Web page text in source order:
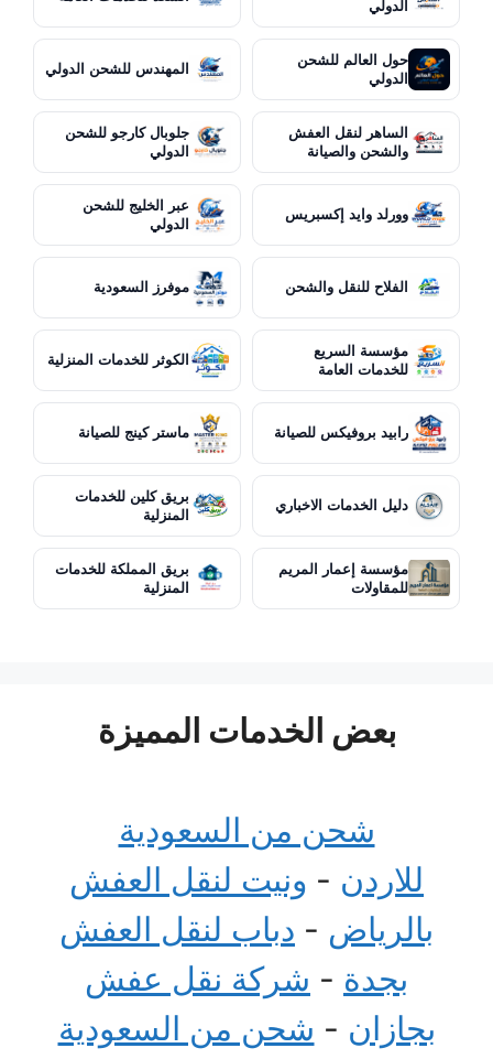
الدولي
حول العالم للشحن
الدولي
المهندس للشحن الدولي
الساهر لنقل العفش
والشحن والصيانة
جلوبال كارجو للشحن
الدولي
وورلد وايد إكسبريس
عبر الخليج للشحن
الدولي
الفلاح للنقل والشحن موفرز السعودية
مؤسسة السريع
للخدمات العامة
الكوثر للخدمات المنزلية
رابيد بروفيكس للصيانة ماستر كينج للصيانة
دليل الخدمات الاخباري
بريق كلين للخدمات
المنزلية
مؤسسة إعمار المريم
للمقاولات
بريق المملكة للخدمات
المنزلية
بعض الخدمات المميزة
شحن من السعودية
للاردن - ونيت لنقل العفش
بالرياض - دباب لنقل العفش
بجدة - شركة نقل عفش
بجازان - شحن من السعودية